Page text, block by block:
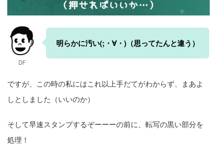
DF
明らかに汚い(;・∀・)（思ってたんと違う）
ですが、この時の私にはこれ以上手だてがわからず、まあよ
しとしました（いいのか）
そして早速スタンプするぞーーーの前に、転写の黒い部分を
処理！